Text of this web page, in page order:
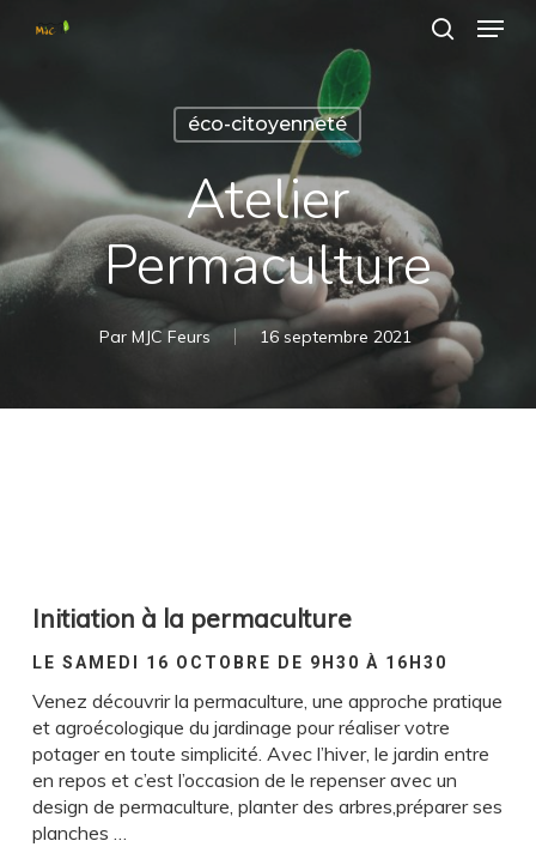
Menu
éco-citoyenneté
Atelier
Permaculture
Par MJC Feurs 16 septembre 2021
Initiation à la permaculture
LE SAMEDI 16 OCTOBRE DE 9H30 À 16H30
Venez découvrir la permaculture, une approche pratique
et agroécologique du jardinage pour réaliser votre
potager en toute simplicité. Avec l’hiver, le jardin entre
en repos et c’est l’occasion de le repenser avec un
design de permaculture, planter des arbres,préparer ses
planches …